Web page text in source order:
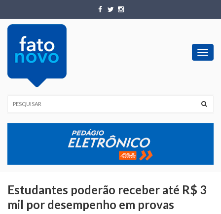
Estudantes poderão receber até R$ 3
mil por desempenho em provas